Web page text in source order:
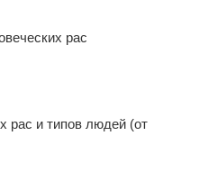
рас
рас и типов людей (от